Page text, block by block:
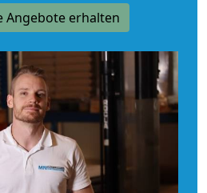
Angebote erhalten